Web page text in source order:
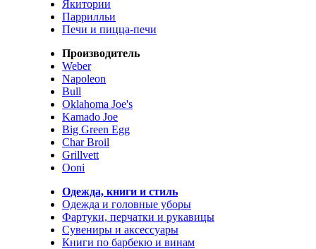
Якитории
Паррилльи
Печи и пицца-печи
Производитель
Weber
Napoleon
Bull
Oklahoma Joe's
Kamado Joe
Big Green Egg
Char Broil
Grillvett
Ooni
Одежда, книги и стиль
Одежда и головные уборы
Фартуки, перчатки и рукавицы
Сувениры и аксессуары
Книги по барбекю и винам